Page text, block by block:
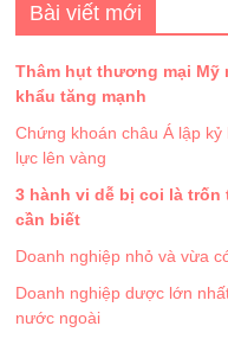
Bài viết mới
Thâm hụt thương mại Mỹ
khẩu tăng mạnh
Chứng khoán châu Á lập
lực lên vàng
3 hành vi dễ bị coi là
cần biết
Doanh nghiệp nhỏ và vừa
Doanh nghiệp dược lớn
nước ngoài